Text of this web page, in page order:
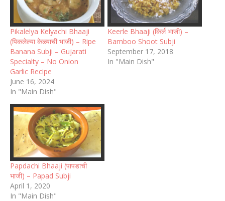
Pikalelya Kelyachi Bhaaji
(पिकलेल्या केळ्याची भाजी) – Ripe
Banana Subji – Gujarati
Specialty – No Onion
Garlic Recipe
June 16, 2024
In "Main Dish"
Keerle Bhaaji (किर्ल भाजी) –
Bamboo Shoot Subji
September 17, 2018
In "Main Dish"
Papdachi Bhaaji (पापडाची
भाजी) – Papad Subji
April 1, 2020
In "Main Dish"